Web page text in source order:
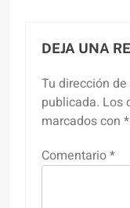
DEJA UNA
Tu dirección
publicada. Los
marcados con *
Comentario*